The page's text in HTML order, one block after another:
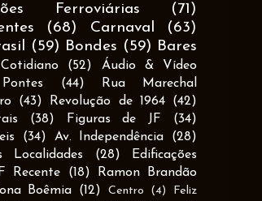
Ferroviárias
(71)
(68) Carnaval
(63)
(59) Bondes (59) Bares
Cotidiano (52)
Áudio & Vídeo
Pontes (44)
Rua Marechal
(43) Revolução de 1964
(42)
(38) Figuras de JF
(34)
(34) Av. Independência
(28)
Localidades
(28)
Edificações
Recente (18)
Ramon Brandão
Boêmia (12) Centro (4)
Feliz